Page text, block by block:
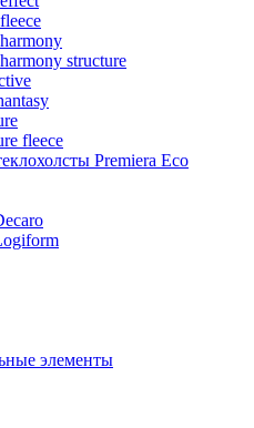
structure
fleece
Premiera Eco
элементы